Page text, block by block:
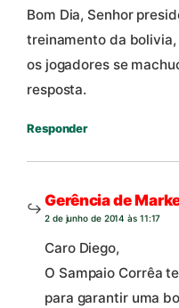
Bom Dia, Senhor
treinamento da bolivia,
os jogadores se
resposta.
Responder
Gerência de
2 de junho de 2014 às 11:17
Caro Diego,
O Sampaio Corrêa
para garantir uma